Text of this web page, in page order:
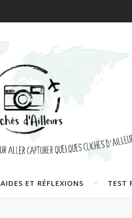
AIDES ET RÉFLEXIONS TEST